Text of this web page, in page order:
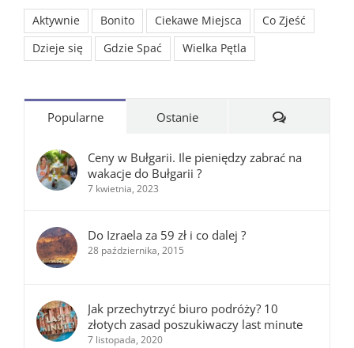
Aktywnie Bonito Ciekawe Miejsca
Co Zjeść
Dzieje się
Gdzie Spać Wielka Pętla
Popularne Ostanie Komentarze
Ceny w Bułgarii. Ile pieniędzy zabrać na
wakacje do Bułgarii ?
7 kwietnia, 2023
Do Izraela za 59 zł i co dalej ?
28 października, 2015
Jak przechytrzyć biuro podróży? 10
złotych zasad poszukiwaczy last minute
7 listopada, 2020